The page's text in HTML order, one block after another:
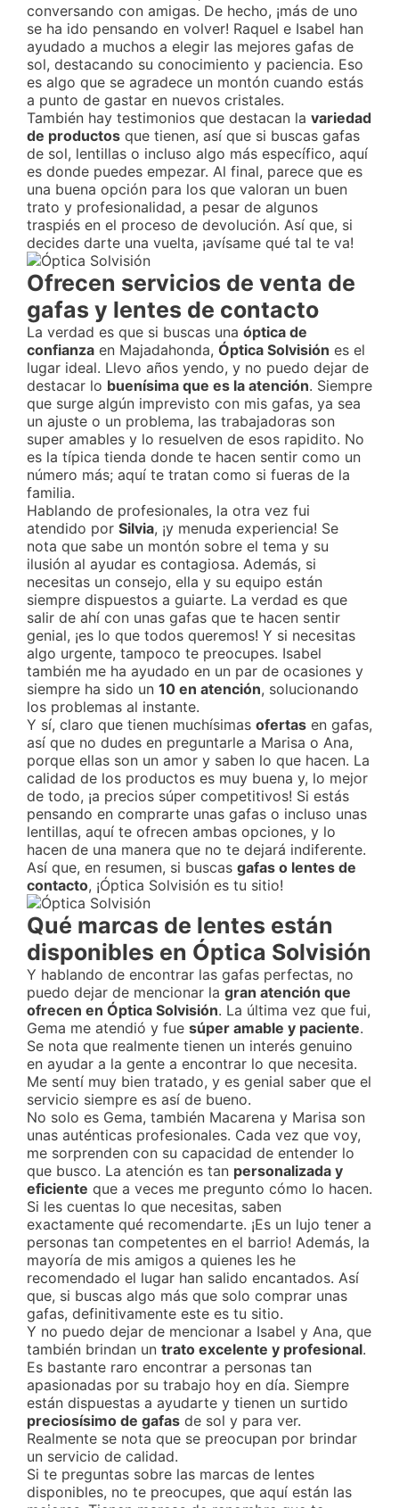
conversando con amigas. De hecho, ¡más de uno
se ha ido pensando en volver! Raquel e Isabel han
ayudado a muchos a elegir las mejores gafas de
sol, destacando su conocimiento y paciencia. Eso
es algo que se agradece un montón cuando estás
a punto de gastar en nuevos cristales.
También hay testimonios que destacan la variedad
de productos que tienen, así que si buscas gafas
de sol, lentillas o incluso algo más específico, aquí
es donde puedes empezar. Al final, parece que es
una buena opción para los que valoran un buen
trato y profesionalidad, a pesar de algunos
traspiés en el proceso de devolución. Así que, si
decides darte una vuelta, ¡avísame qué tal te va!
Ofrecen servicios de venta de
gafas y lentes de contacto
La verdad es que si buscas una óptica de
confianza en Majadahonda, Óptica Solvisión es el
lugar ideal. Llevo años yendo, y no puedo dejar de
destacar lo buenísima que es la atención. Siempre
que surge algún imprevisto con mis gafas, ya sea
un ajuste o un problema, las trabajadoras son
super amables y lo resuelven de esos rapidito. No
es la típica tienda donde te hacen sentir como un
número más; aquí te tratan como si fueras de la
familia.
Hablando de profesionales, la otra vez fui
atendido por Silvia, ¡y menuda experiencia! Se
nota que sabe un montón sobre el tema y su
ilusión al ayudar es contagiosa. Además, si
necesitas un consejo, ella y su equipo están
siempre dispuestos a guiarte. La verdad es que
salir de ahí con unas gafas que te hacen sentir
genial, ¡es lo que todos queremos! Y si necesitas
algo urgente, tampoco te preocupes. Isabel
también me ha ayudado en un par de ocasiones y
siempre ha sido un 10 en atención, solucionando
los problemas al instante.
Y sí, claro que tienen muchísimas ofertas en gafas,
así que no dudes en preguntarle a Marisa o Ana,
porque ellas son un amor y saben lo que hacen. La
calidad de los productos es muy buena y, lo mejor
de todo, ¡a precios súper competitivos! Si estás
pensando en comprarte unas gafas o incluso unas
lentillas, aquí te ofrecen ambas opciones, y lo
hacen de una manera que no te dejará indiferente.
Así que, en resumen, si buscas gafas o lentes de
contacto, ¡Óptica Solvisión es tu sitio!
Qué marcas de lentes están
disponibles en Óptica Solvisión
Y hablando de encontrar las gafas perfectas, no
puedo dejar de mencionar la gran atención que
ofrecen en Óptica Solvisión. La última vez que fui,
Gema me atendió y fue súper amable y paciente.
Se nota que realmente tienen un interés genuino
en ayudar a la gente a encontrar lo que necesita.
Me sentí muy bien tratado, y es genial saber que el
servicio siempre es así de bueno.
No solo es Gema, también Macarena y Marisa son
unas auténticas profesionales. Cada vez que voy,
me sorprenden con su capacidad de entender lo
que busco. La atención es tan personalizada y
eficiente que a veces me pregunto cómo lo hacen.
Si les cuentas lo que necesitas, saben
exactamente qué recomendarte. ¡Es un lujo tener a
personas tan competentes en el barrio! Además, la
mayoría de mis amigos a quienes les he
recomendado el lugar han salido encantados. Así
que, si buscas algo más que solo comprar unas
gafas, definitivamente este es tu sitio.
Y no puedo dejar de mencionar a Isabel y Ana, que
también brindan un trato excelente y profesional.
Es bastante raro encontrar a personas tan
apasionadas por su trabajo hoy en día. Siempre
están dispuestas a ayudarte y tienen un surtido
preciosísimo de gafas de sol y para ver.
Realmente se nota que se preocupan por brindar
un servicio de calidad.
Si te preguntas sobre las marcas de lentes
disponibles, no te preocupes, que aquí están las